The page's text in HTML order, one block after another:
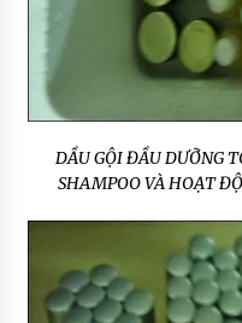
DẦU GỘI ĐẦU DƯỠNG
SHAMPOO VÀ HOẠT